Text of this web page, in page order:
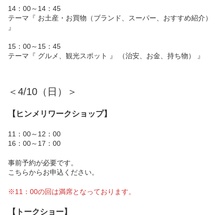
14：00～14：45
テーマ『 お土産・お買物（ブランド、スーパー、おすすめ紹介）
』
15：00～15：45
テーマ『 グルメ、観光スポット 』 （治安、お金、持ち物） 』
＜4/10（日）＞
【ヒンメリワークショップ】
11：00～12：00
16：00～17：00
事前予約が必要です。
こちらからお申込ください。
※11：00の回は満席となっております。
【トークショー】